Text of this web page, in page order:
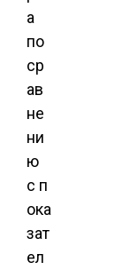
а
по
ср
ав
не
ни
ю
с п
ока
зат
ел